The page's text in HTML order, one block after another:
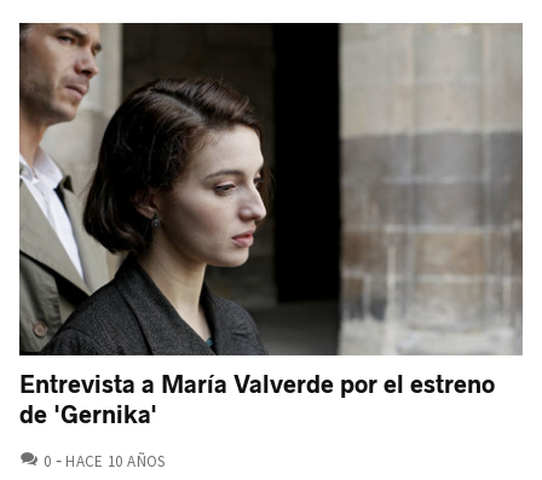
Entrevista a María Valverde por el estreno
de 'Gernika'
0 COMENTARIOS
HACE 10 AÑOS